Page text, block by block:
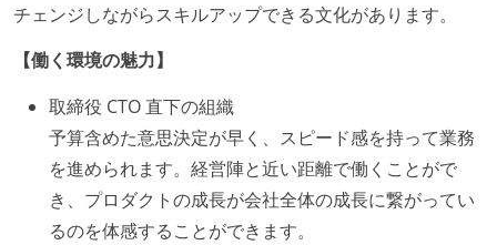
チェンジしながらスキルアップできる文化があります。
【働く環境の魅力】
取締役 CTO 直下の組織
予算含めた意思決定が早く、スピード感を持って業務
を進められます。経営陣と近い距離で働くことがで
き、プロダクトの成長が会社全体の成長に繋がってい
るのを体感することができます。